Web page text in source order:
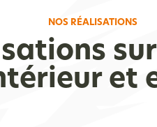
NOS RÉALISATIONS
et